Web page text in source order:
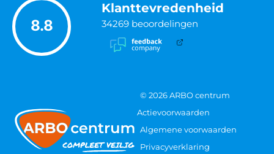
8.8
Klanttevredenheid
34269 beoordelingen
© 2026 ARBO centrum
Actievoorwaarden
Algemene voorwaarden
Privacyverklaring